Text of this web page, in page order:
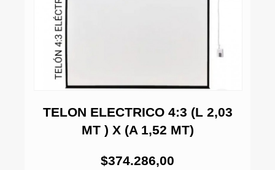
TELON ELECTRICO 4:3 (L 2,03
MT ) X (A 1,52 MT)
$374.286,00